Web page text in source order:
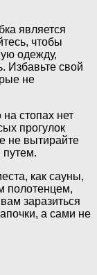
является
чтобы
одежду,
Избавьте свой
не
стопах нет
прогулок
не вытирайте
путем.
как сауны,
полотенцем,
заразиться
а сами не